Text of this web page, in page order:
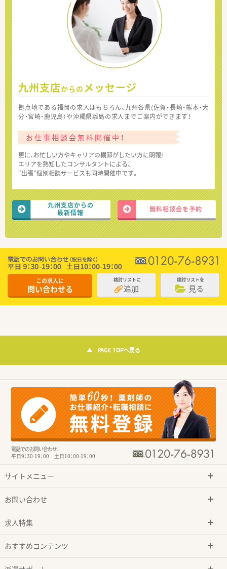
九州支店からの メッセージ
拠点地である福岡の求人はもちろん、九州各県(佐賀・長崎・熊本・大
分・宮崎・鹿児島）や沖縄県離島の求人までご案内ができます！
お仕事相談会無料開催中！
更に、お忙しい方やキャリアの棚卸がしたい方に朗報!
エリアを熟知したコンサルタントによる、
“出張”個別相談サービスも同時開催中です。
九州支店からの
最新情報
無料相談会を予約
この求人に
問い合わせる
検討リストに
追加
検討リストを
見る
PAGE TOPへ戻る
電話でのお問い合わせ：
平日9：30-19：00 土日10：00-19：00
サイトメニュー
お問い合わせ
求人特集
おすすめコンテンツ